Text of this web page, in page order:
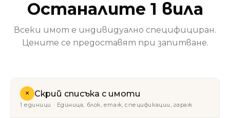
Останалите 1 вила
Всеки имот е индивидуално специфициран.
Цените се предоставят при запитване.
+Скрий списъка с имоти
1 единици · Единица, блок, етаж, спецификации, гараж